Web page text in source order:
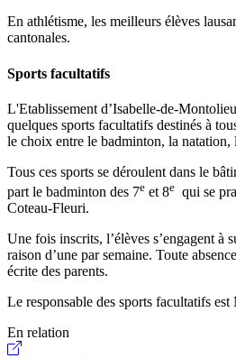
En athlétisme, les meilleurs élèves
cantonales.
Sports facultatifs
L'Etablissement d’Isabelle-de-
quelques sports facultatifs destinés à
le choix entre le badminton, la natation,
Tous ces sports se déroulent dans le
part le badminton des 7e et 8e qui se
Coteau-Fleuri.
Une fois inscrits, l’élèves s’engagent à
raison d’une par semaine. Toute
écrite des parents.
Le responsable des sports facultatifs
En relation